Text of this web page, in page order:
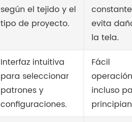
según el tejido y el
tipo de proyecto.
evita
la tela.
Interfaz intuitiva
para seleccionar
patrones y
configuraciones.
Fácil
operación
incluso